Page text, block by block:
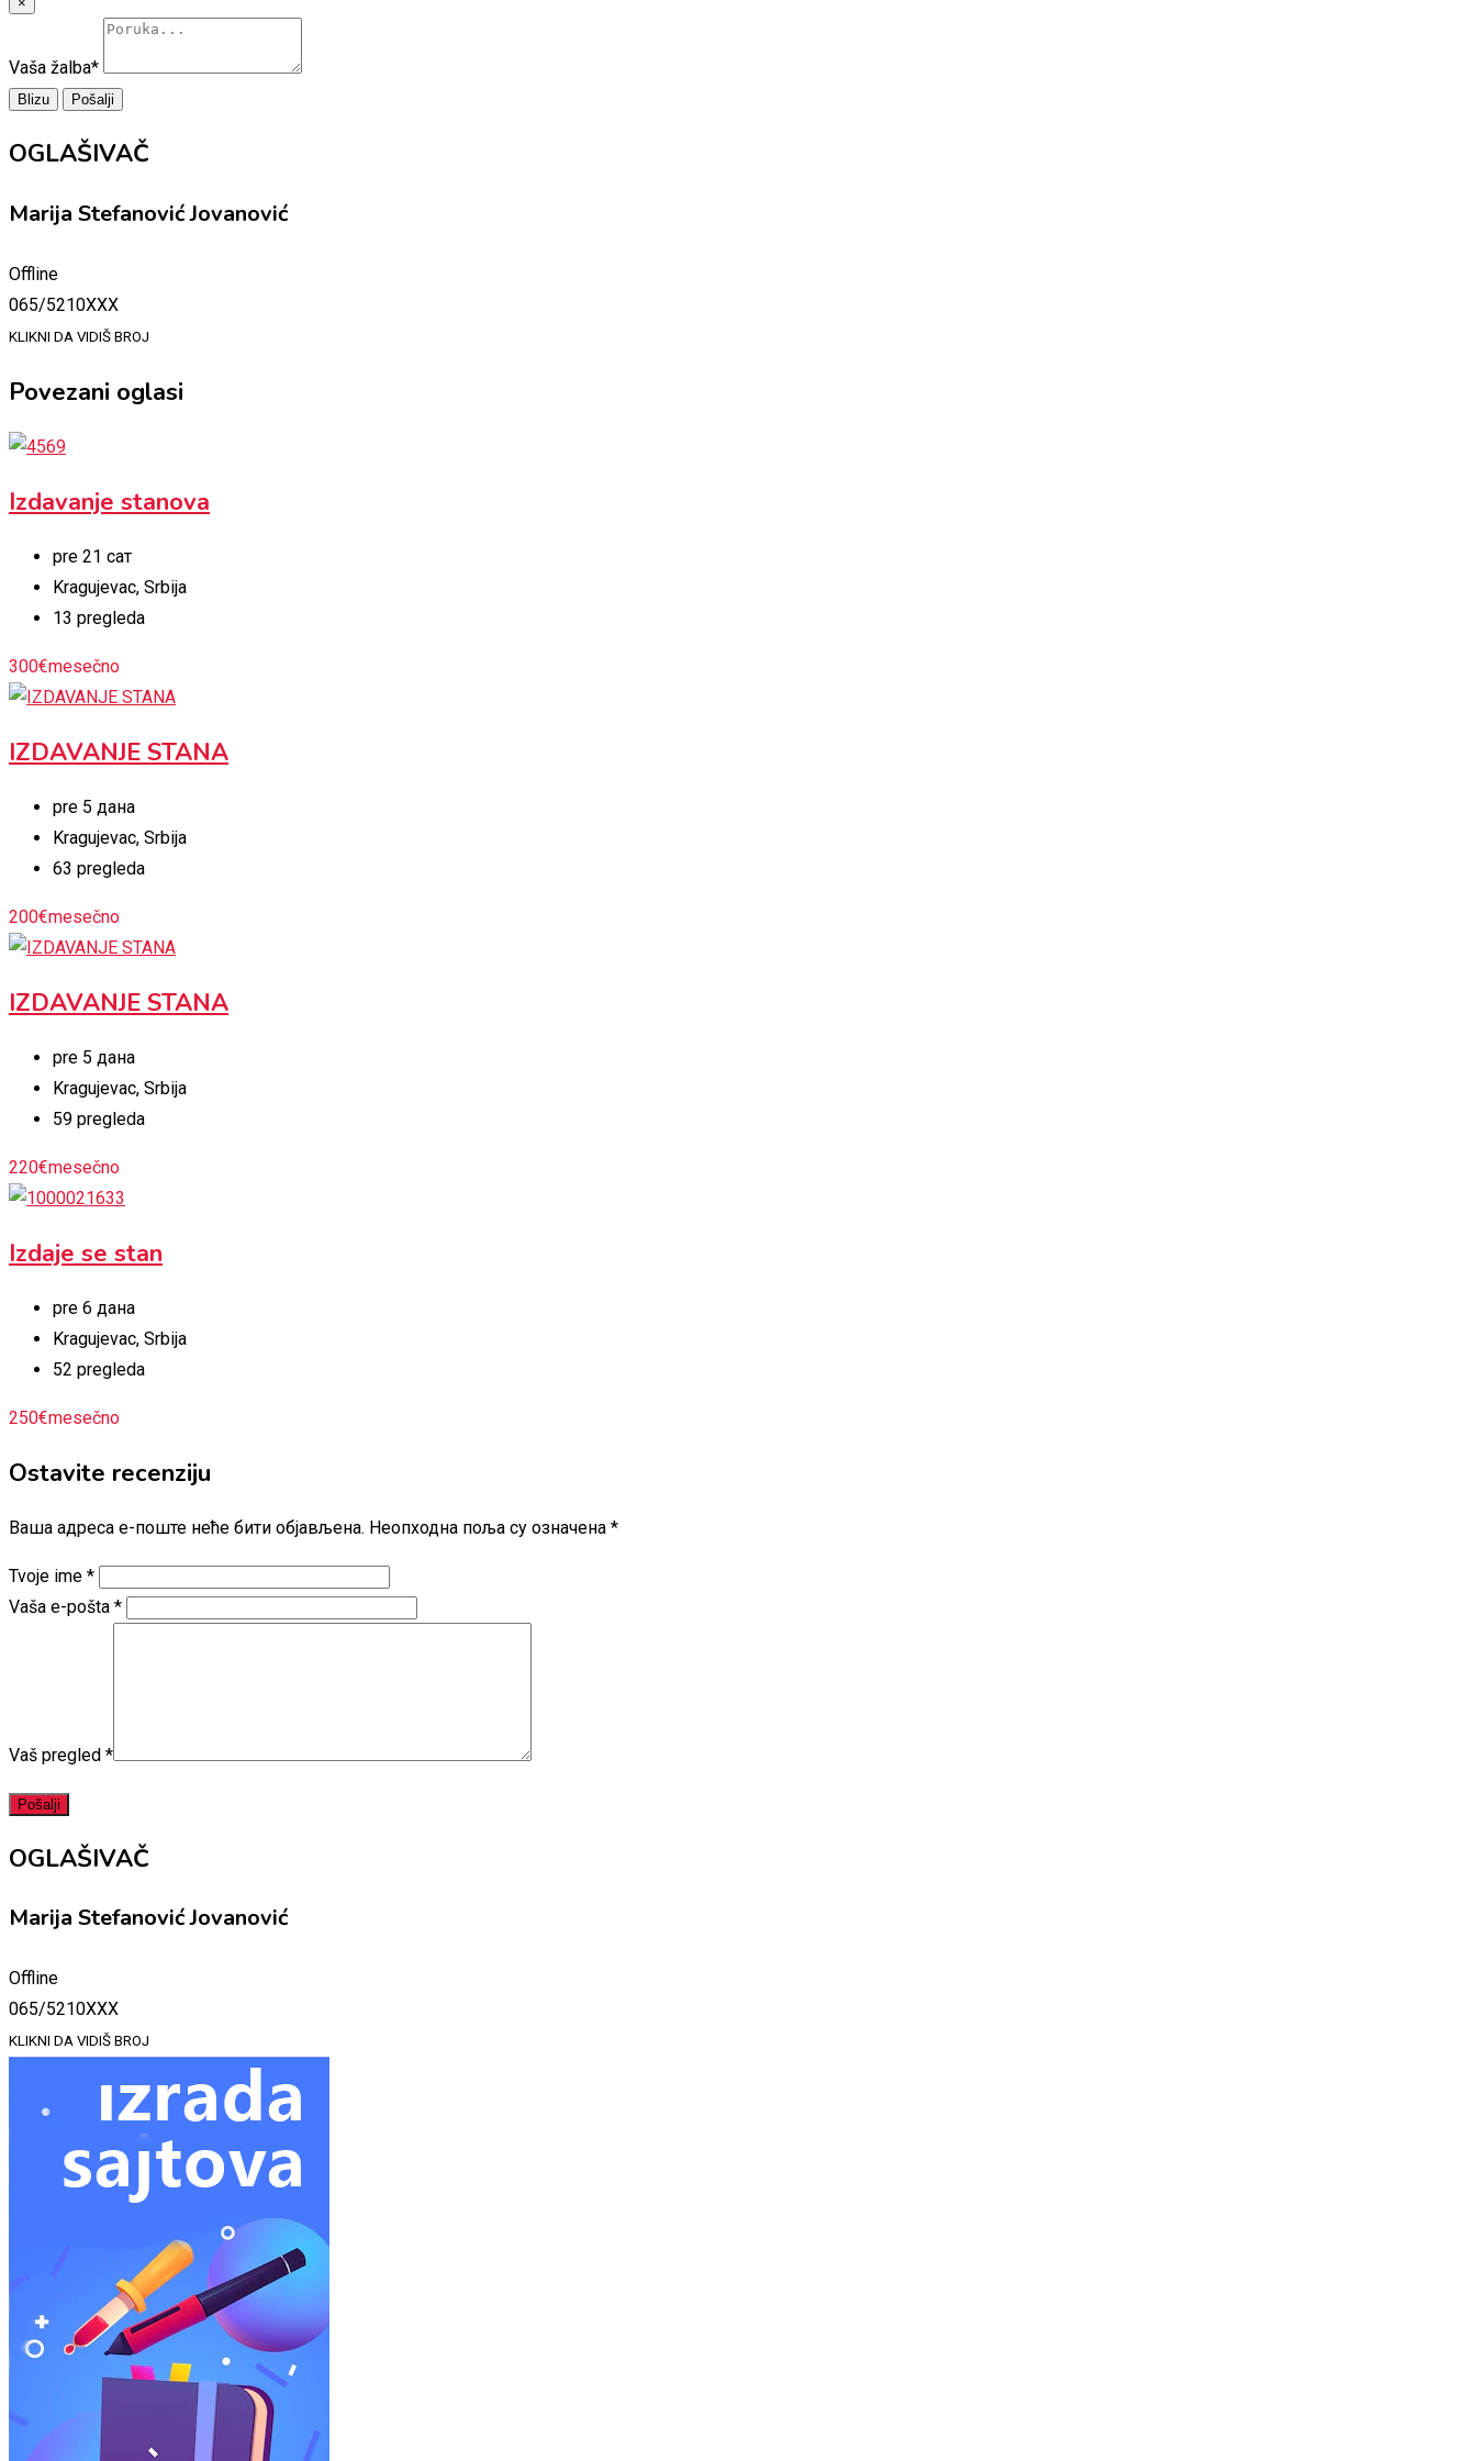
Vaša žalba*
Blizu Pošalji
OGLAŠIVAČ
Marija Stefanović Jovanović
Offline
065/5210XXX
KLIKNI DA VIDIŠ BROJ
Povezani oglasi
Izdavanje stanova
pre 21 сат
Kragujevac, Srbija
13 pregleda
300€mesečno
IZDAVANJE STANA
pre 5 дана
Kragujevac, Srbija
63 pregleda
200€mesečno
IZDAVANJE STANA
pre 5 дана
Kragujevac, Srbija
59 pregleda
220€mesečno
Izdaje se stan
pre 6 дана
Kragujevac, Srbija
52 pregleda
250€mesečno
Ostavite recenziju
Ваша адреса е-поште неће бити објављена. Неопходна поља су означена *
Tvoje ime *
Vaša e-pošta *
Vaš pregled *
OGLAŠIVAČ
Marija Stefanović Jovanović
Offline
065/5210XXX
KLIKNI DA VIDIŠ BROJ